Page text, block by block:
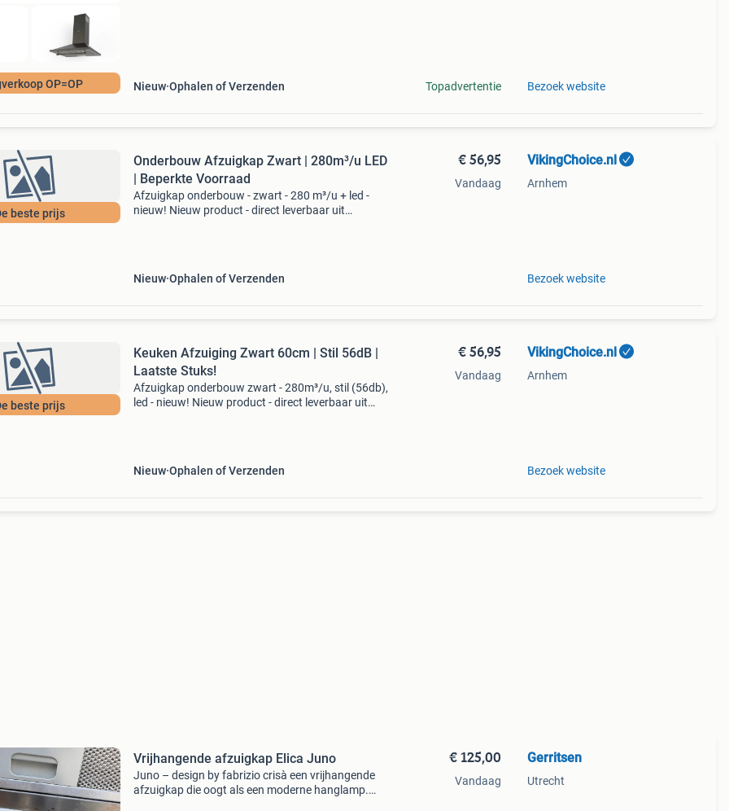
OP=OP Nieuw Ophalen of Verzenden Topadvertentie Bezoek website
beste prijs
Onderbouw Afzuigkap Zwart | 280m³/u LED
| Beperkte Voorraad
Afzuigkap onderbouw - zwart - 280 m³/u + led -
nieuw! Nieuw product - direct leverbaar uit
Nieuw Ophalen of Verzenden
€ 56,95
Vandaag
VikingChoice.nl
Arnhem
Bezoek website
beste prijs
Keuken Afzuiging Zwart 60cm | Stil 56dB |
Laatste Stuks!
Afzuigkap onderbouw zwart - 280m³/u, stil (56db),
led - nieuw! Nieuw product - direct leverbaar uit
Nieuw Ophalen of Verzenden
€ 56,95
Vandaag
VikingChoice.nl
Arnhem
Bezoek website
Vrijhangende afzuigkap Elica Juno
Juno – design by fabrizio crisà een vrijhangende
afzuigkap die oogt als een moderne hanglamp.
€ 125,00
Vandaag
Gerritsen
Utrecht